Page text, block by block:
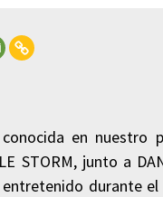
en
STORM, junto a
durante